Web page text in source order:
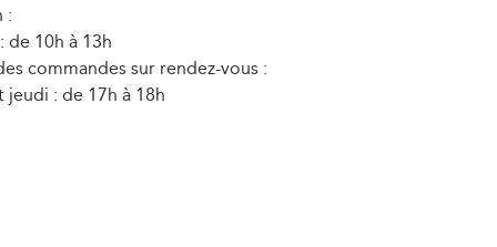
:
de 10h à 13h
commandes sur rendez-vous :
jeudi : de 17h à 18h